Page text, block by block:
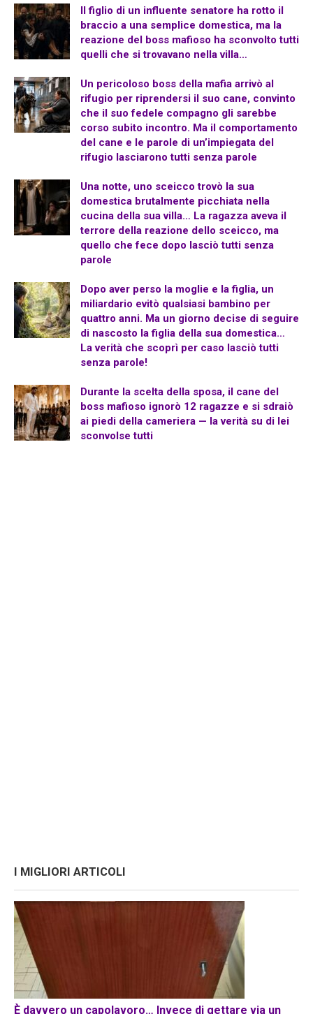
Il figlio di un influente senatore ha rotto il
braccio a una semplice domestica, ma la
reazione del boss mafioso ha sconvolto tutti
quelli che si trovavano nella villa…
Un pericoloso boss della mafia arrivò al
rifugio per riprendersi il suo cane, convinto
che il suo fedele compagno gli sarebbe
corso subito incontro. Ma il comportamento
del cane e le parole di un’impiegata del
rifugio lasciarono tutti senza parole
Una notte, uno sceicco trovò la sua
domestica brutalmente picchiata nella
cucina della sua villa… La ragazza aveva il
terrore della reazione dello sceicco, ma
quello che fece dopo lasciò tutti senza
parole
Dopo aver perso la moglie e la figlia, un
miliardario evitò qualsiasi bambino per
quattro anni. Ma un giorno decise di seguire
di nascosto la figlia della sua domestica…
La verità che scoprì per caso lasciò tutti
senza parole!
Durante la scelta della sposa, il cane del
boss mafioso ignorò 12 ragazze e si sdraiò
ai piedi della cameriera — la verità su di lei
sconvolse tutti
I MIGLIORI ARTICOLI
È davvero un capolavoro… Invece di gettare via un